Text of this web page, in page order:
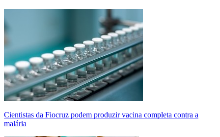
Cientistas da Fiocruz podem produzir vacina completa contra a
malária